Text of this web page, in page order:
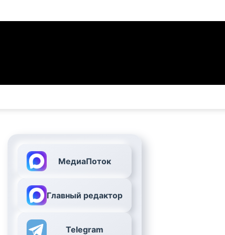
МедиаПоток
Главный редактор
Telegram